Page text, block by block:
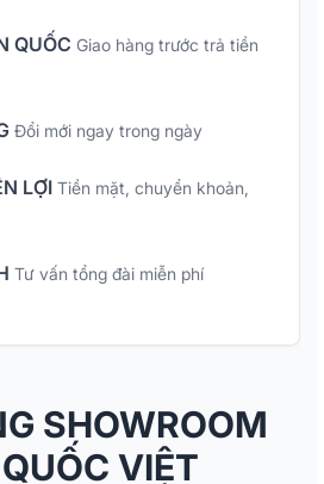
QUỐC Giao hàng trước trả tiền
Đổi mới ngay trong ngày
LỢI Tiền mặt, chuyển khoản,
Tư vấn tổng đài miễn phí
SHOWROOM
VIỆT